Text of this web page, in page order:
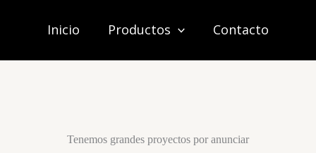
Inicio Productos Contacto
Tenemos grandes proyectos por anunciar